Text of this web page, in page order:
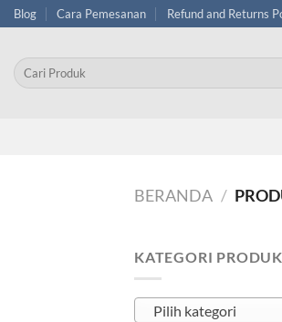
Skip
to
content
Blog Cara Pemesanan Refund and Returns
Pencarian
untuk:
BERANDA /
KATEGORI PRODUK
Pilih kategori